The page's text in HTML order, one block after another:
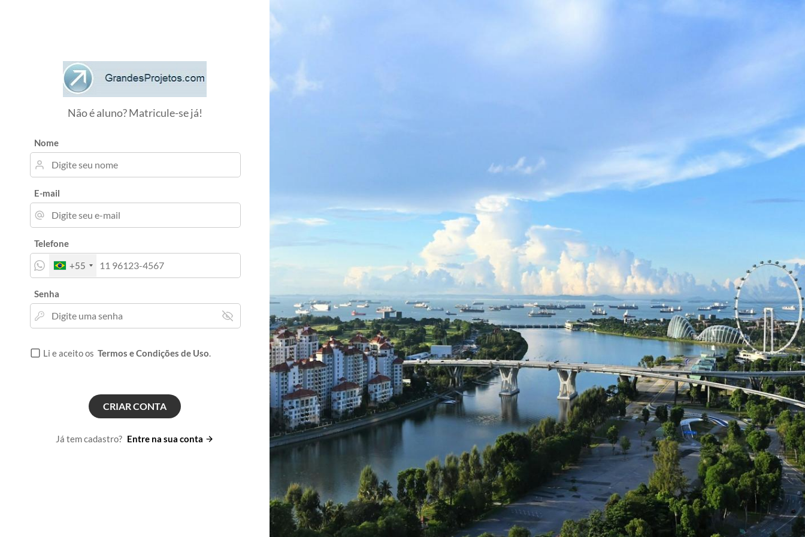
Não é aluno? Matricule-se já!
Nome
E-mail
Telefone
+55
Senha
Li e aceito os Termos e Condições de Uso.
CRIAR CONTA
Já tem cadastro? Entre na sua conta